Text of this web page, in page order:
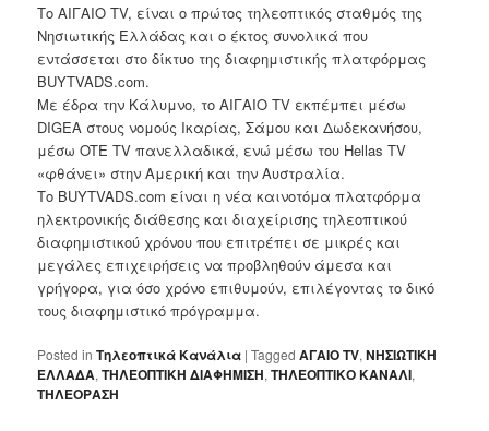
Το ΑΙΓΑΙΟ TV, είναι ο πρώτος τηλεοπτικός σταθμός της
Νησιωτικής Ελλάδας και ο έκτος συνολικά που
εντάσσεται στο δίκτυο της διαφημιστικής πλατφόρμας
BUYTVADS.com.
Με έδρα την Κάλυμνο, το ΑΙΓΑΙΟ TV εκπέμπει μέσω
DIGEΑ στους νομούς Ικαρίας, Σάμου και Δωδεκανήσου,
μέσω OTE TV πανελλαδικά, ενώ μέσω του Hellas TV
«φθάνει» στην Αμερική και την Αυστραλία.
Το BUYTVADS.com είναι η νέα καινοτόμα πλατφόρμα
ηλεκτρονικής διάθεσης και διαχείρισης τηλεοπτικού
διαφημιστικού χρόνου που επιτρέπει σε μικρές και
μεγάλες επιχειρήσεις να προβληθούν άμεσα και
γρήγορα, για όσο χρόνο επιθυμούν, επιλέγοντας το δικό
τους διαφημιστικό πρόγραμμα.
Posted in Τηλεοπτικά Κανάλια |Tagged ΑΓΑΙΟ TV,ΝΗΣΙΩΤΙΚΗ
ΕΛΛΑΔΑ,ΤΗΛΕΟΠΤΙΚΗ ΔΙΑΦΗΜΙΣΗ,ΤΗΛΕΟΠΤΙΚΟ ΚΑΝΑΛΙ,
ΤΗΛΕΟΡΑΣΗ